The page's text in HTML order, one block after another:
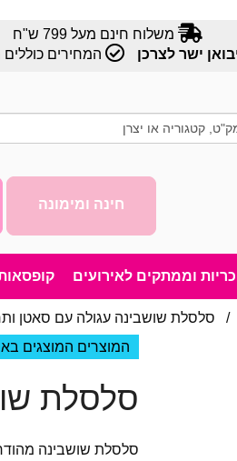
משלוח חינם מעל 799 ש"ח
ישר לצרכן
המחירים
חינה ומימונה
וממתקים לאירועים
/ סלסלת שושבינה עגולה עם סאטן
המוצרים המוצגים
סלסלת
סלסלת שושבינה